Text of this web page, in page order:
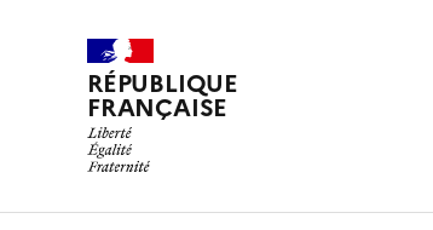
RÉPUBLIQUE
FRANÇAISE